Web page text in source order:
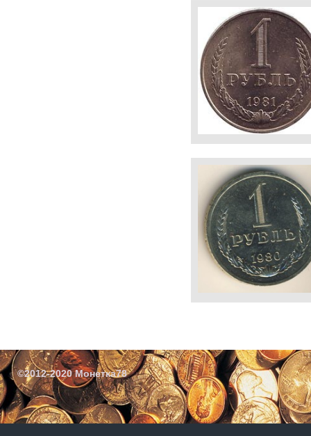
©2012-2020 Монетка78